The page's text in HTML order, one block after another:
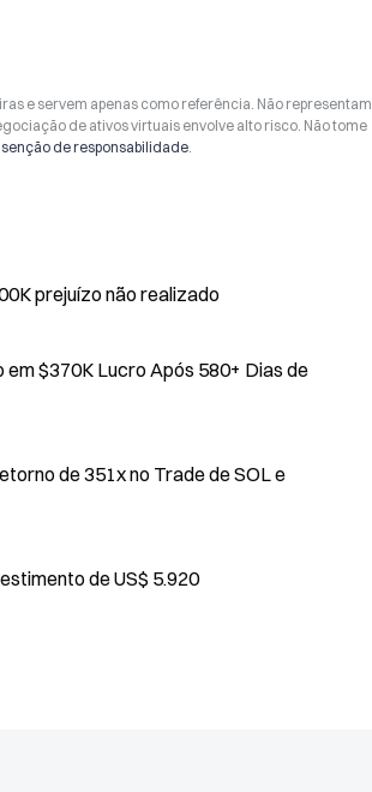
e servem apenas como referência. Não representam
de ativos virtuais envolve alto risco. Não tome
de responsabilidade.
Endereço persegue ASTEROID com $707K em 10 Horas, enfrenta $100K prejuízo não realizado
$370K Lucro Após 580+ Dias de
de 351x no Trade de SOL e
de US$ 5.920